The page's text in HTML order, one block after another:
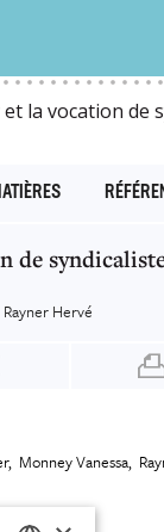
la vocation de
de
Rayner Hervé
Monney Vanessa